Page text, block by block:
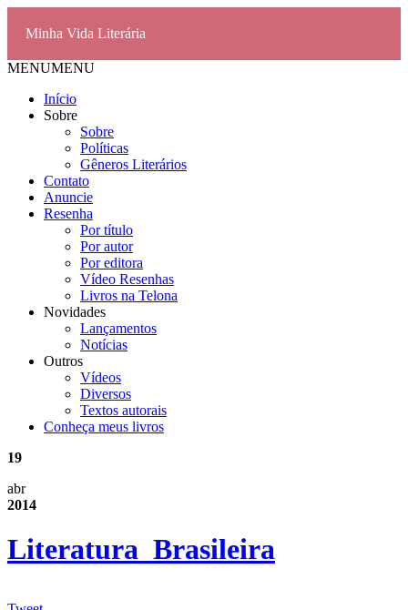
Minha Vida Literária
MENUMENU
Início
Sobre
Sobre
Políticas
Gêneros Literários
Contato
Anuncie
Resenha
Por título
Por autor
Por editora
Vídeo Resenhas
Livros na Telona
Novidades
Lançamentos
Notícias
Outros
Vídeos
Diversos
Textos autorais
Conheça meus livros
19
abr
2014
Literatura_Brasileira